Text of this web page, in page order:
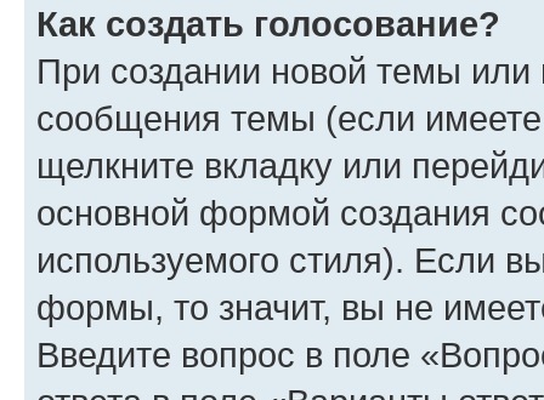
Как создать голосование?
При создании новой темы или
сообщения темы (если
щелкните вкладку или
основной формой создания
используемого стиля). Если
формы, то значит, вы не
Введите вопрос в поле